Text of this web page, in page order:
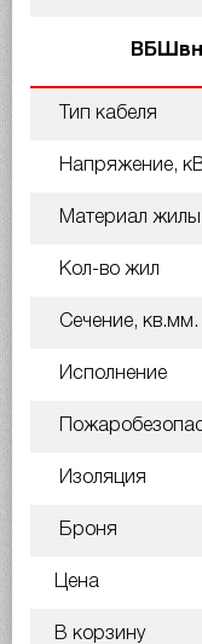
Тип кабеля
Напряжение,
Материал жилы
Кол-во жил
Сечение, кв.мм.
Исполнение
Изоляция
Броня
Цена
В корзину